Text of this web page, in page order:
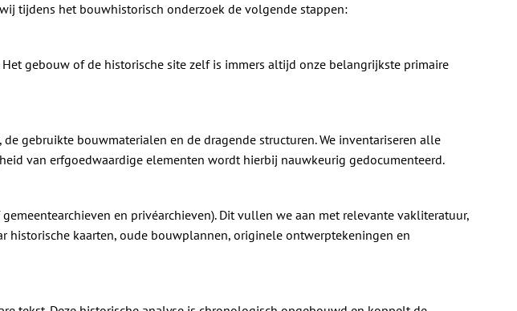
tijdens het bouwhistorisch onderzoek de volgende stappen:
gebouw of de historische site zelf is immers altijd onze belangrijkste primaire
gebruikte bouwmaterialen en de dragende structuren. We inventariseren alle
van erfgoedwaardige elementen wordt hierbij nauwkeurig gedocumenteerd.
en privéarchieven). Dit vullen we aan met relevante vakliteratuur,
historische kaarten, oude bouwplannen, originele ontwerptekeningen en